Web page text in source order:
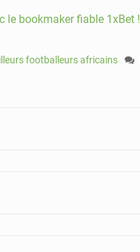
le bookmaker fiable 1xBet !
footballeurs africains